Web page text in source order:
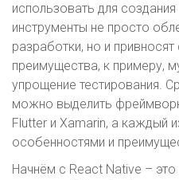
использовать для
инструменты не просто
разработки, но и
преимущества, к примеру,
упрощение тестирования.
можно выделить
Flutter и Xamarin, а каждый
особенностями и
Начнём с React Native –